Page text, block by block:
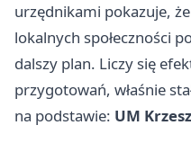
urzędnikami pokazuje,
lokalnych społeczności
dalszy plan. Liczy się
przygotowań, właśnie
na podstawie: UM